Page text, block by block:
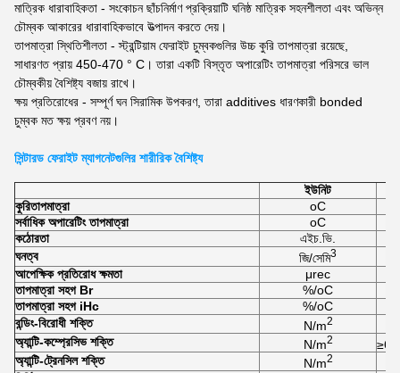
মাত্রিক ধারাবাহিকতা - সংকোচন ছাঁচনির্মাণ প্রক্রিয়াটি ঘনিষ্ঠ মাত্রিক সহনশীলতা এবং অভিন্ন
চৌম্বক আকারের ধারাবাহিকভাবে উত্পাদন করতে দেয়।
তাপমাত্রা স্থিতিশীলতা - স্ট্রন্টিয়াম ফেরাইট চুম্বকগুলির উচ্চ কুরি তাপমাত্রা রয়েছে,
সাধারণত প্রায় 450-470 ° C। তারা একটি বিস্তৃত অপারেটিং তাপমাত্রা পরিসরে ভাল
চৌম্বকীয় বৈশিষ্ট্য বজায় রাখে।
ক্ষয় প্রতিরোধের - সম্পূর্ণ ঘন সিরামিক উপকরণ, তারা additives ধারণকারী bonded
চুম্বক মত ক্ষয় প্রবণ নয়।
সিন্টারড ফেরাইট ম্যাগনেটগুলির শারীরিক বৈশিষ্ট্য
ইউনিট
কুরিতাপমাত্রা
oC
সর্বাধিক অপারেটিং তাপমাত্রা
oC
কঠোরতা
এইচ.ভি.
ঘনত্ব
জি/সেমি3
আপেক্ষিক প্রতিরোধ ক্ষমতা
μrec
তাপমাত্রা সহগ Br
%/oC
তাপমাত্রা সহগ iHc
%/oC
বন্ডিং-বিরোধী শক্তি
N/m2
অ্যান্টি-কম্প্রেসিভ শক্তি N/m2
অ্যান্টি-ট্রেনসিল শক্তি
N/m2